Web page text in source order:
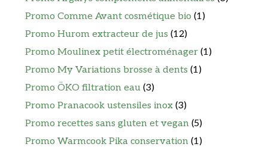
Promo Comme Avant cosmétique bio (1)
Promo Hurom extracteur de jus (12)
Promo Moulinex petit électroménager (1)
Promo My Variations brosse à dents (1)
Promo ÖKO filtration eau (3)
Promo Pranacook ustensiles inox (3)
Promo recettes sans gluten et vegan (5)
Promo Warmcook Pika conservation (1)